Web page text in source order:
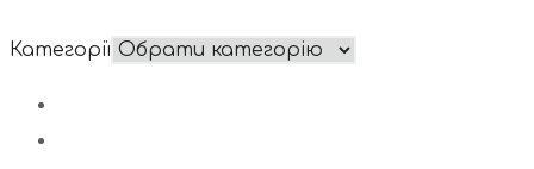
Категорії